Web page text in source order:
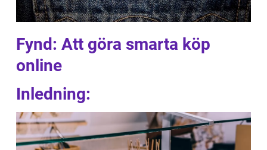
Fynd: Att göra smarta köp
online
Inledning: